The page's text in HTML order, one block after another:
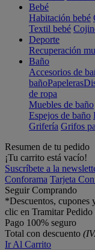
Bebé
Habitación bebé
Textil bebé
Deporte
Recuperación
Baño
Accesorios de
bañoPapeleras
de ropa
Muebles de baño
Espejos de baño
Grifería Grifos
Resumen de tu pedido
¡Tu carrito está vacío!
Suscríbete a la
Conforama Tarjeta
Seguir Comprando
*Descuentos, cupones
clic en Tramitar Pedido
Pago 100% seguro
Total con descuento
Ir Al Carrito